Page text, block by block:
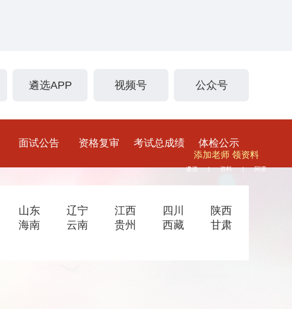
遴选APP 视频号 公众号
面试公告 资格复审 考试总成绩 体检公示
山东 辽宁 江西 四川
陕西
海南 云南 贵州 西藏
甘肃
添加老师 领资料
遴选 | 资料 | 网课